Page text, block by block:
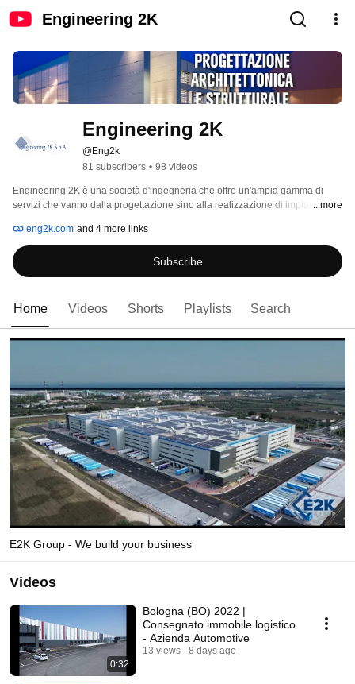
Engineering 2K
Engineering 2K
@Eng2k
81 subscribers • 98 videos
Engineering 2K è una società d'ingegneria che offre un'ampia gamma di
servizi che vanno dalla progettazione sino alla realizzazione di impianti
logistico.
...more
eng2k.com and 4 more links
Subscribe
Home Videos Shorts Playlists Search
E2K Group - We build your business
Videos
0:32
Bologna (BO) 2022 |
Consegnato immobile logistico
- Azienda Automotive
13 views 8 days ago